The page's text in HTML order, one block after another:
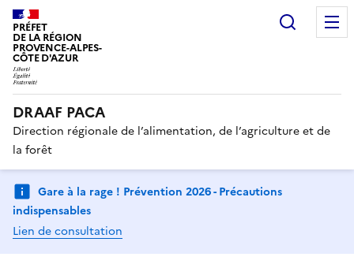
PRÉFET
DE LA RÉGION
PROVENCE-ALPES-
CÔTE D'AZUR
DRAAF PACA
Direction régionale de l’alimentation, de l’agriculture et de
la forêt
Gare à la rage ! Prévention 2026 - Précautions
indispensables
Lien de consultation